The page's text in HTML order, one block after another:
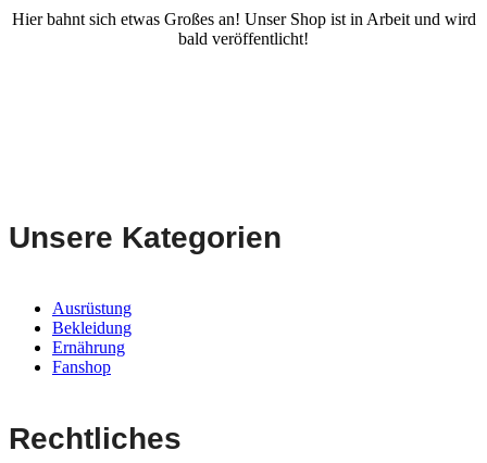
Hier bahnt sich etwas Großes an! Unser Shop ist in Arbeit und wird
bald veröffentlicht!
Unsere Kategorien
Ausrüstung
Bekleidung
Ernährung
Fanshop
Rechtliches